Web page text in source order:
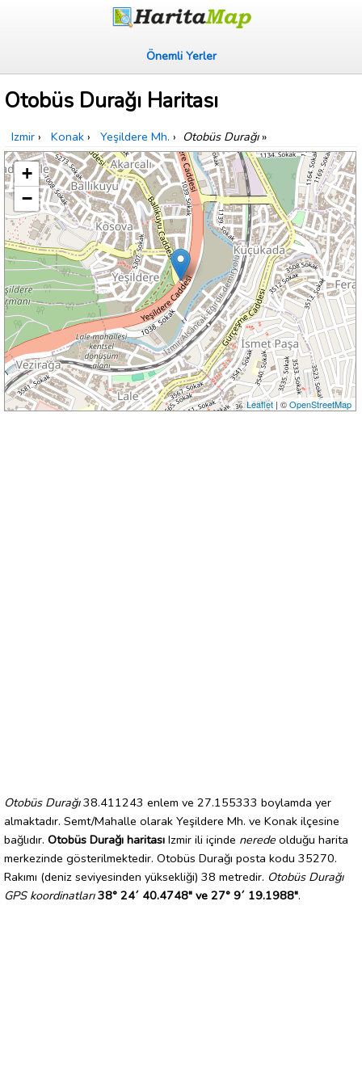
Önemli Yerler
Otobüs Durağı Haritası
Izmir › Konak › Yeşildere Mh. › Otobüs Durağı»
+
−
Leaflet| ©OpenStreetMap
Otobüs Durağı38.411243 enlem ve 27.155333 boylamda yer
almaktadır. Semt/Mahalle olarak Yeşildere Mh. ve Konak ilçesine
bağlıdır. Otobüs Durağı haritası Izmir ili içinde nerede olduğu harita
merkezinde gösterilmektedir. Otobüs Durağı posta kodu 35270.
Rakımı (deniz seviyesinden yüksekliği) 38 metredir. Otobüs Durağı
GPS koordinatları 38° 24´ 40.4748" ve 27° 9´ 19.1988".